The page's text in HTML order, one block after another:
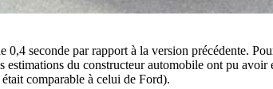
seconde par rapport à la version précédente.
du constructeur automobile ont pu
comparable à celui de Ford).